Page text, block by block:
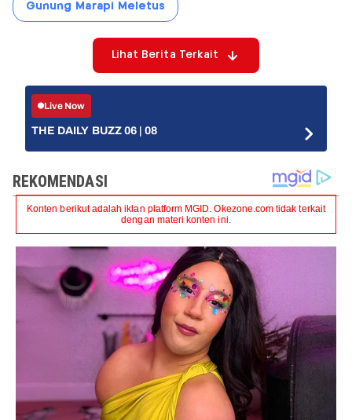
Gunung Marapi Meletus
Lihat Berita Terkait
Live Now
THE DAILY BUZZ 06 | 08